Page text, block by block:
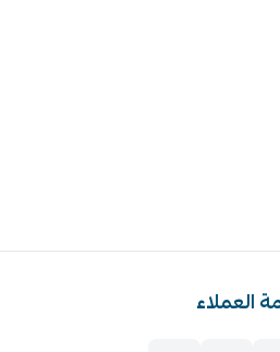
العملاء